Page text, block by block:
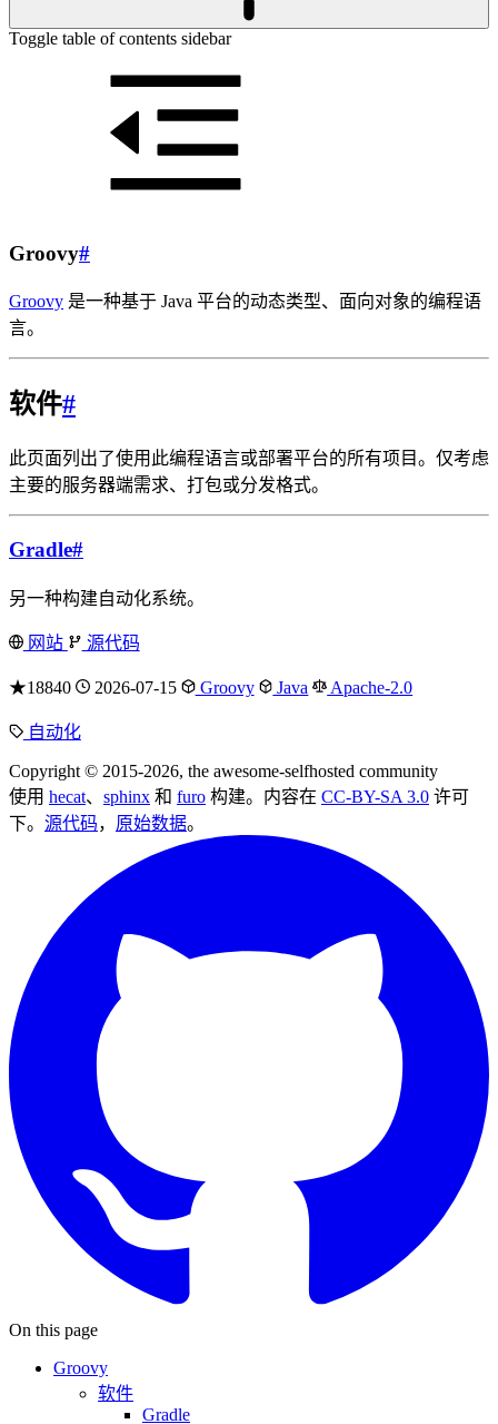
Toggle table of contents sidebar
Groovy#
Groovy 是一种基于 Java 平台的动态类型、面向对象的编程语
言。
软件#
此页面列出了使用此编程语言或部署平台的所有项目。仅考虑
主要的服务器端需求、打包或分发格式。
Gradle#
另一种构建自动化系统。
网站 源代码
★18840 2026-07-15 Groovy Java Apache-2.0
自动化
Copyright © 2015-2026, the awesome-selfhosted community
使用 hecat、 sphinx 和 furo 构建。内容在 CC-BY-SA 3.0 许可
下。 源代码， 原始数据。
On this page
Groovy
软件
Gradle